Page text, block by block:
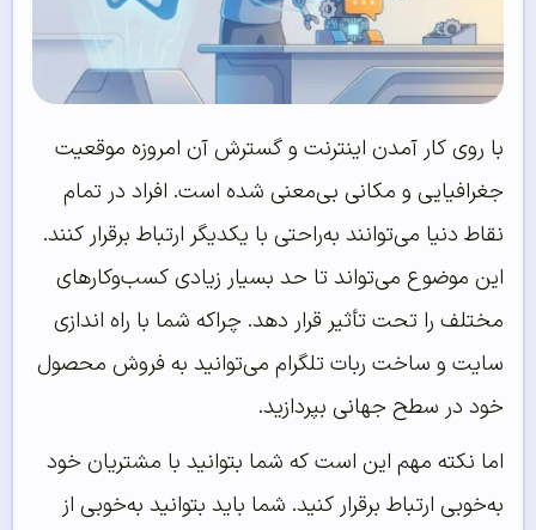
با روی کار آمدن اینترنت و گسترش آن امروزه موقعیت
جغرافیایی و مکانی بی‌معنی شده است. افراد در تمام
نقاط دنیا می‌توانند به‌راحتی با یکدیگر ارتباط برقرار کنند.
این موضوع می‌تواند تا حد بسیار زیادی کسب‌وکارهای
مختلف را تحت تأثیر قرار دهد. چراکه شما با راه اندازی
سایت و ساخت ربات تلگرام می‌توانید به فروش محصول
خود در سطح جهانی بپردازید.
اما نکته مهم این است که شما بتوانید با مشتریان خود
به‌خوبی ارتباط برقرار کنید. شما باید بتوانید به‌خوبی از